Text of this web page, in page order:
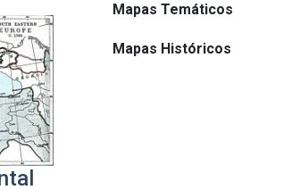
Mapas Temáticos
Mapas Históricos